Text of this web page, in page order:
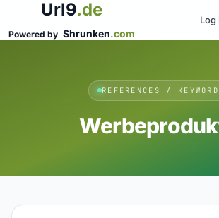
Url9.de
Powered by Shrunken.com
Log
REFERENCES / KEYWORD